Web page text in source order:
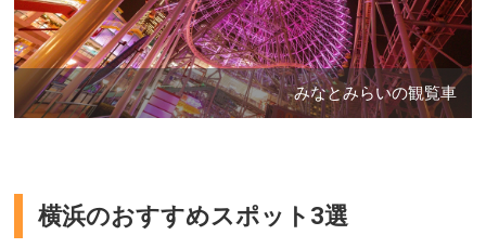
みなとみらいの観覧車
横浜のおすすめスポット3選